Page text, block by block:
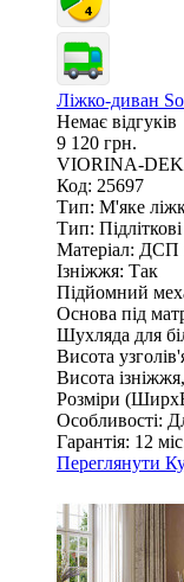
Ліжко-диван
Немає відгуків
9 120 грн.
VIORINA-
Код: 25697
Тип: М'яке
Тип: Підліткові
Матеріал: ДСП
Ізніжжя: Так
Підйомний
Основа під
Шухляда для
Висота
Висота
Розміри
Особливості:
Гарантія: 12
Переглянути